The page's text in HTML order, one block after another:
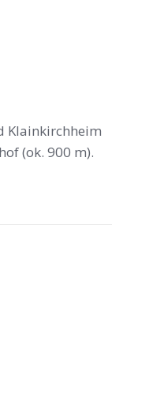
Klainkirchheim
(ok. 900 m).